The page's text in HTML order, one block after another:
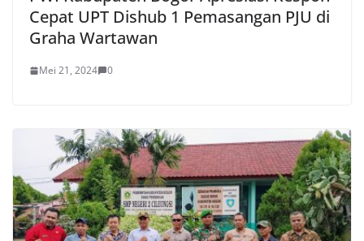
Cepat UPT Dishub 1 Pemasangan PJU di
Graha Wartawan
Mei 21, 2024 0